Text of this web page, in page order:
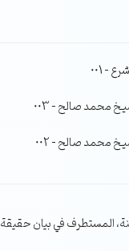
– 001
محمد صالح – 003
محمد صالح – 002
المستطرف في بيان حقيقة